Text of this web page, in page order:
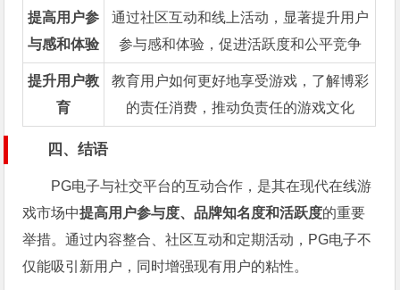
提高用户参
与感和体验
通过社区互动和线上活动，显著提升用户
参与感和体验，促进活跃度和公平竞争
提升用户教
育
教育用户如何更好地享受游戏，了解博彩
的责任消费，推动负责任的游戏文化
四、结语
PG电子与社交平台的互动合作，是其在现代在线游
戏市场中提高用户参与度、品牌知名度和活跃度的重要
举措。通过内容整合、社区互动和定期活动，PG电子不
仅能吸引新用户，同时增强现有用户的粘性。